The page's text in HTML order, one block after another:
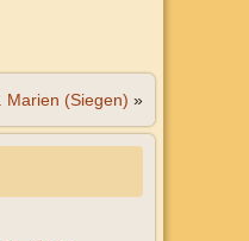
Marien (Siegen) »